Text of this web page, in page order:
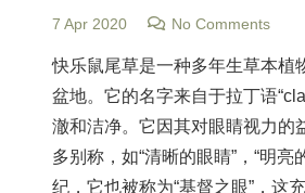
7 Apr 2020 No Comments
快乐鼠尾草是一种多年生草本植
盆地。它的名字来自于拉丁语
澈和洁净。它因其对眼睛视力的
多别称，如“清晰的眼睛”，“明亮
纪，它也被称为“基督之眼”，这